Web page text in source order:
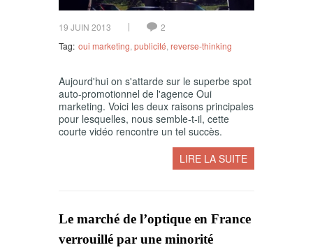
19 JUIN 2013
2
Tag: oui marketing publicité reverse-thinking
Aujourd'hui on s'attarde sur le superbe spot
auto-promotionnel de l'agence Oui
marketing. Voici les deux raisons principales
pour lesquelles, nous semble-t-il, cette
courte vidéo rencontre un tel succès.
LIRE LA SUITE
Le marché de l’optique en France
verrouillé par une minorité